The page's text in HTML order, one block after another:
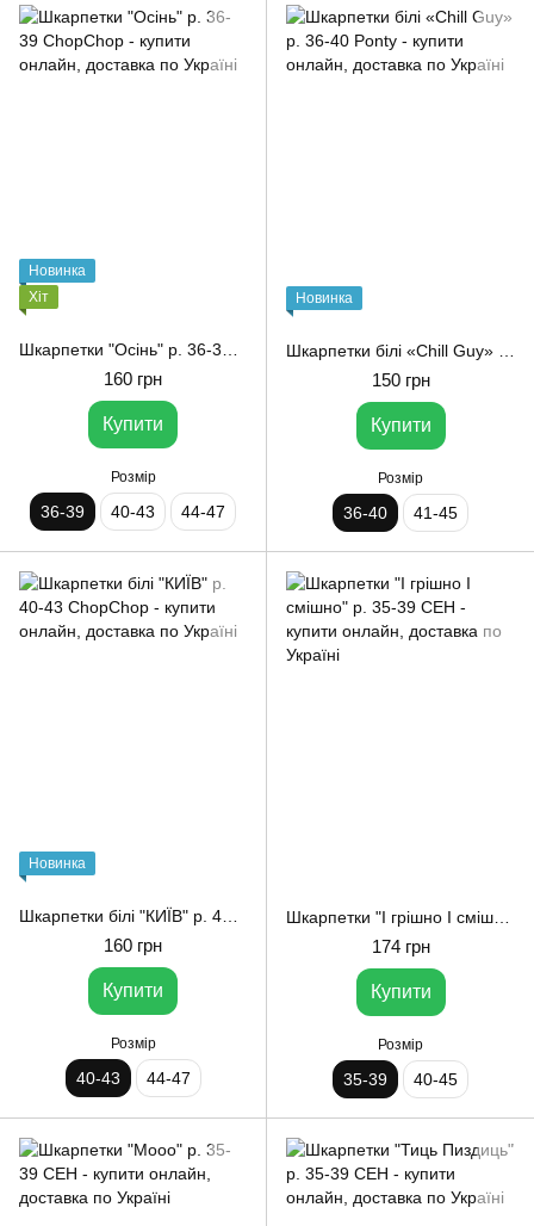
Новинка
Хіт
160 грн
Купити
Розмір
36-39 40-43 44-47
Новинка
150 грн
Купити
Розмір
36-40 41-45
Новинка
160 грн
Купити
Розмір
40-43 44-47
174 грн
Купити
Розмір
35-39 40-45